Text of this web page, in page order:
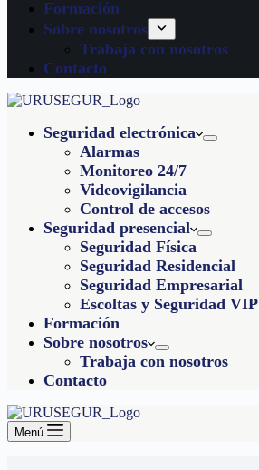
Formación
Sobre nosotros
Trabaja con nosotros
Contacto
Seguridad electrónica
Alarmas
Monitoreo 24/7
Videovigilancia
Control de accesos
Seguridad presencial
Seguridad Física
Seguridad Residencial
Seguridad Empresarial
Escoltas y Seguridad VIP
Formación
Sobre nosotros
Trabaja con nosotros
Contacto
Menú